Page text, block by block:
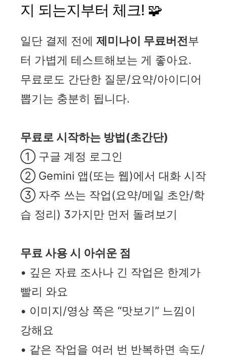
지 되는지부터 체크! 🧩
일단 결제 전에 제미나이 무료버전부
터 가볍게 테스트해보는 게 좋아요.
무료로도 간단한 질문/요약/아이디어
뽑기는 충분히 됩니다.
무료로 시작하는 방법(초간단)
① 구글 계정 로그인
② Gemini 앱(또는 웹)에서 대화 시작
③ 자주 쓰는 작업(요약/메일 초안/학
습 정리) 3가지만 먼저 돌려보기
무료 사용 시 아쉬운 점
• 깊은 자료 조사나 긴 작업은 한계가
빨리 와요
• 이미지/영상 쪽은 “맛보기” 느낌이
강해요
• 같은 작업을 여러 번 반복하면 속도/